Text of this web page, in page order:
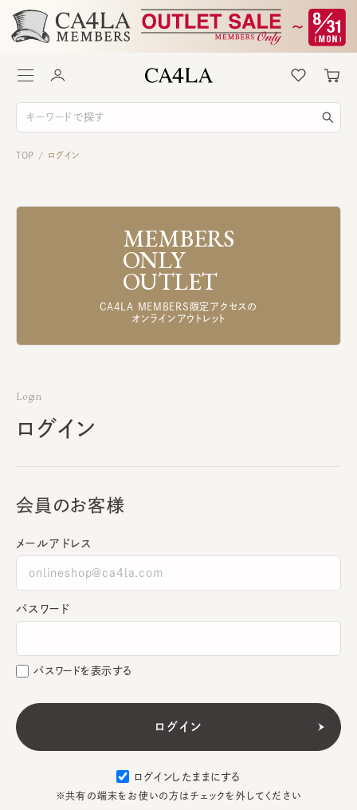
TOP / ログイン
MEMBERS
ONLY
OUTLET
CA4LA MEMBERS限定アクセスの
オンラインアウトレット
Login
ログイン
会員のお客様
メールアドレス
パスワード
パスワードを表示する
ログインしたままにする
※共有の端末をお使いの方はチェックを外してください